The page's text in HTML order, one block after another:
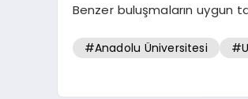
Benzer buluşmaların uygun
#Anadolu Üniversitesi